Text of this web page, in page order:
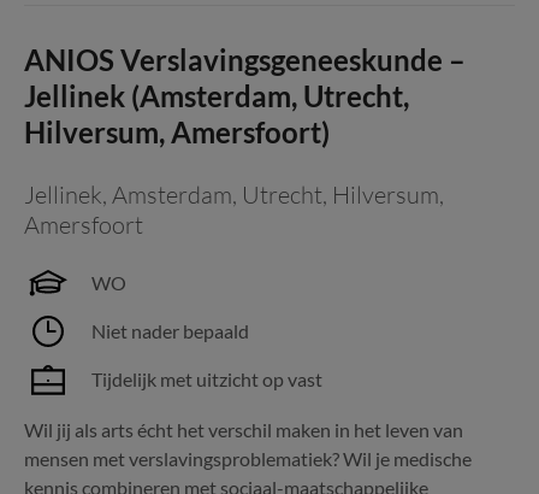
ANIOS Verslavingsgeneeskunde –
Jellinek (Amsterdam, Utrecht,
Hilversum, Amersfoort)
Jellinek, Amsterdam, Utrecht, Hilversum,
Amersfoort
WO
Niet nader bepaald
Tijdelijk met uitzicht op vast
Wil jij als arts écht het verschil maken in het leven van
mensen met verslavingsproblematiek? Wil je medische
kennis combineren met sociaal-maatschappelijke